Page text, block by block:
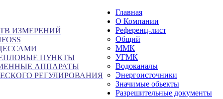
ИЗМЕРЕНИЙ
ПУНКТЫ
АППАРАТЫ
РЕГУЛИРОВАНИЯ
Главная
О Компании
Рефeренц-лист
Общий
ММК
УГМК
Водоканалы
Энергоисточники
Значимые обьекты
Разрешительные документы